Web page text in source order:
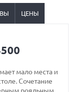
ЦЕНЫ
мало места и
Cочетание